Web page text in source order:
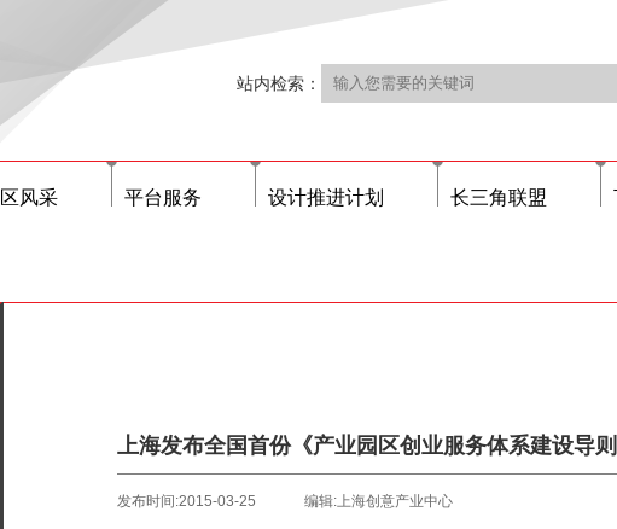
站内检索：
风采 平台服务 设计推进计划 长三角联盟
上海发布全国首份《产业园区创业服务体系建设导
发布时间:2015-03-25 编辑:上海创意产业中心